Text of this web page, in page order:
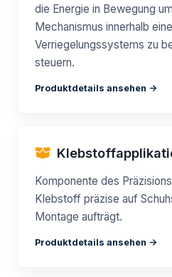
die Energie in Bewegung
Mechanismus innerhalb
Verriegelungssystems zu
steuern.
Produktdetails ansehen ->
Komponente des
Klebstoff präzise auf
Montage aufträgt.
Produktdetails ansehen ->